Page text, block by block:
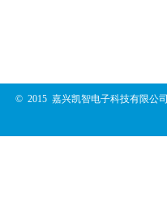
© 2015 嘉兴凯智电子科技有限公司